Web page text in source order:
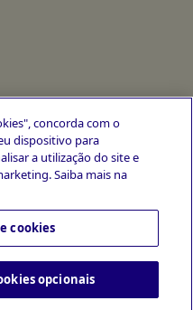
da Privacidade
concorda com o
dispositivo para
a utilização do site e
Saiba mais na
cookies
opcionais